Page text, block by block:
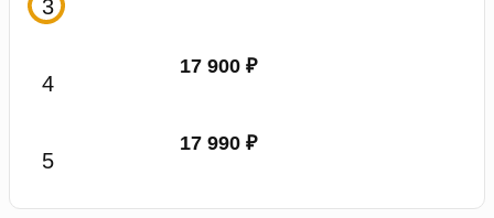
17 900 ₽
17 990 ₽